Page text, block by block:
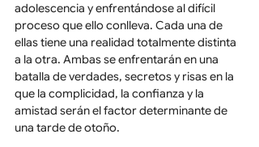
adolescencia y enfrentándose al difícil
proceso que ello conlleva. Cada una de
ellas tiene una realidad totalmente distinta
a la otra. Ambas se enfrentarán en una
batalla de verdades, secretos y risas en la
que la complicidad, la confianza y la
amistad serán el factor determinante de
una tarde de otoño.